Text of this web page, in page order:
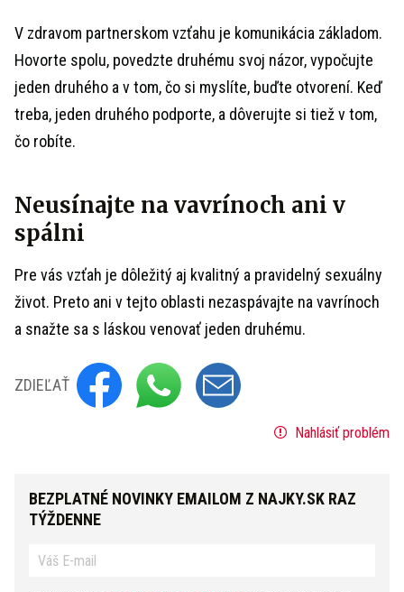
V zdravom partnerskom vzťahu je komunikácia základom.
Hovorte spolu, povedzte druhému svoj názor, vypočujte
jeden druhého a v tom, čo si myslíte, buďte otvorení. Keď
treba, jeden druhého podporte, a dôverujte si tiež v tom,
čo robíte.
Neusínajte na vavrínoch ani v
spálni
Pre vás vzťah je dôležitý aj kvalitný a pravidelný sexuálny
život. Preto ani v tejto oblasti nezaspávajte na vavrínoch
a snažte sa s láskou venovať jeden druhému.
ZDIEĽAŤ
Nahlásiť problém
BEZPLATNÉ NOVINKY EMAILOM Z NAJKY.SK RAZ
TÝŽDENNE